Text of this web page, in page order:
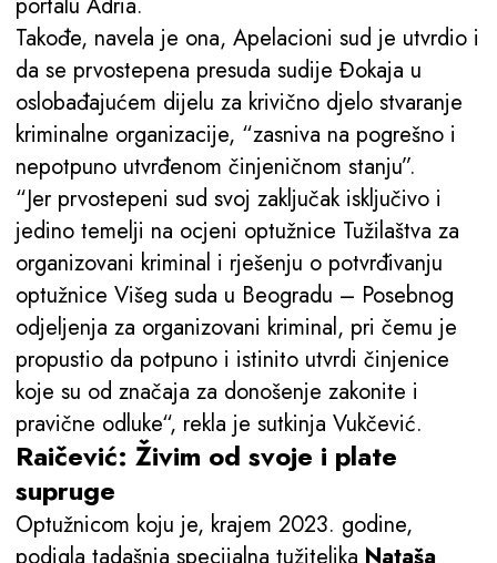
Takođe, navela je ona, Apelacioni sud je utvrdio i
da se prvostepena presuda sudije Đokaja u
oslobađajućem dijelu za krivično djelo stvaranje
kriminalne organizacije, “zasniva na pogrešno i
nepotpuno utvrđenom činjeničnom stanju”.
“Jer prvostepeni sud svoj zaključak isključivo i
jedino temelji na ocjeni optužnice Tužilaštva za
organizovani kriminal i rješenju o potvrđivanju
optužnice Višeg suda u Beogradu – Posebnog
odjeljenja za organizovani kriminal, pri čemu je
propustio da potpuno i istinito utvrdi činjenice
koje su od značaja za donošenje zakonite i
pravične odluke“, rekla je sutkinja Vukčević.
Raičević: Živim od svoje i plate
supruge
Optužnicom koju je, krajem 2023. godine,